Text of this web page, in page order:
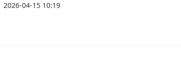
2026-04-15 10:19